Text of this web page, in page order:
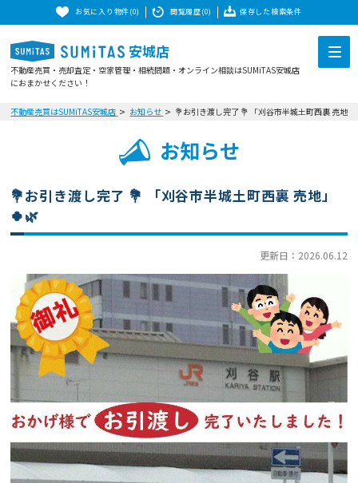
お気に入り物件(0) 閲覧履歴(0) 保存した検索条件
安城店
不動産売買・売却査定・空家管理・相続問題・オンライン相談はSUMiTAS安城店
におまかせください！
不動産売買はSUMiTAS安城店 お知らせ 💐お引き渡し完了 💐 「刈谷市半城土町西裏 売地
お知らせ
💐お引き渡し完了 💐 「刈谷市半城土町西裏 売地」
🍀🌿
更新日：2026.06.12